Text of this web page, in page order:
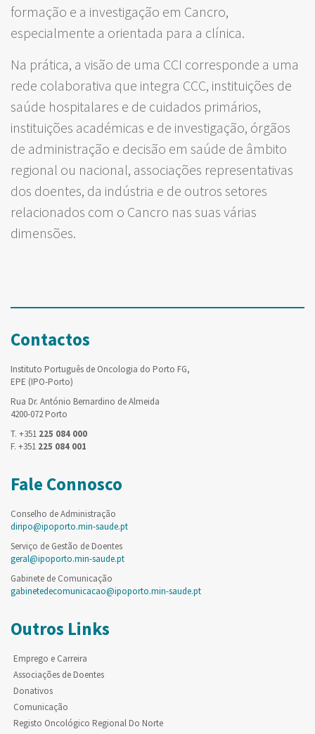
formação e a investigação em Cancro,
especialmente a orientada para a clínica.
Na prática, a visão de uma CCI corresponde a uma
rede colaborativa que integra CCC, instituições de
saúde hospitalares e de cuidados primários,
instituições académicas e de investigação, órgãos
de administração e decisão em saúde de âmbito
regional ou nacional, associações representativas
dos doentes, da indústria e de outros setores
relacionados com o Cancro nas suas várias
dimensões.
Contactos
Instituto Português de Oncologia do Porto FG,
EPE (IPO-Porto)
Rua Dr. António Bernardino de Almeida
4200-072 Porto
T. +351 225 084 000
F. +351 225 084 001
Fale Connosco
Conselho de Administração
diripo@ipoporto.min-saude.pt
Serviço de Gestão de Doentes
geral@ipoporto.min-saude.pt
Gabinete de Comunicação
gabinetedecomunicacao@ipoporto.min-saude.pt
Outros Links
Emprego e Carreira
Associações de Doentes
Donativos
Comunicação
Registo Oncológico Regional Do Norte